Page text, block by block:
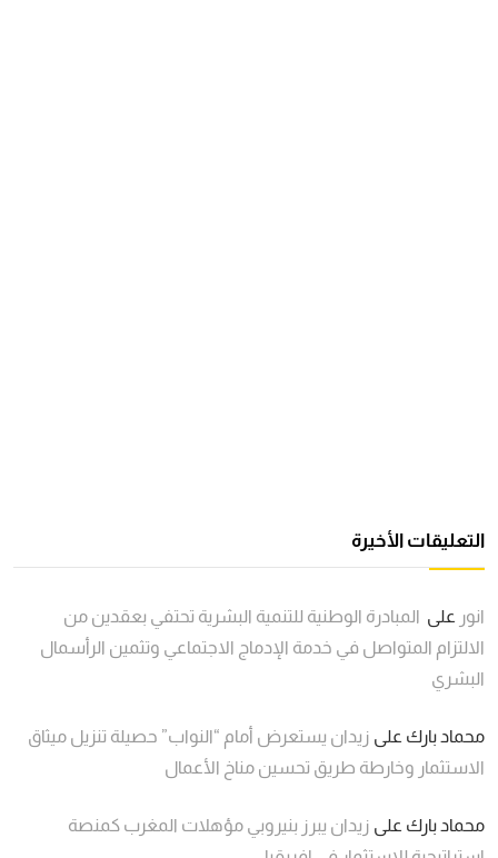
التعليقات الأخيرة
انور على المبادرة الوطنية للتنمية البشرية تحتفي بعقدين من
الالتزام المتواصل في خدمة الإدماج الاجتماعي وتثمين الرأسمال
البشري
محماد بارك على زيدان يستعرض أمام “النواب” حصيلة تنزيل ميثاق
الاستثمار وخارطة طريق تحسين مناخ الأعمال
محماد بارك على زيدان يبرز بنيروبي مؤهلات المغرب كمنصة